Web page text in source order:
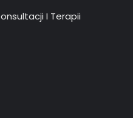
I Terapii